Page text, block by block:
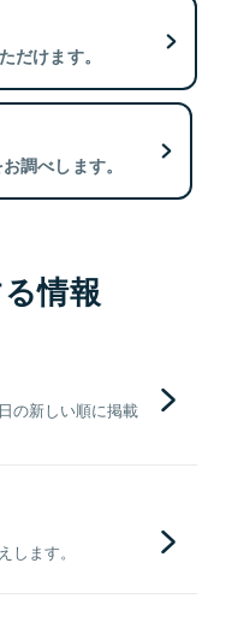
だけます。
調べします。
情報
の新しい順に掲載
ます。